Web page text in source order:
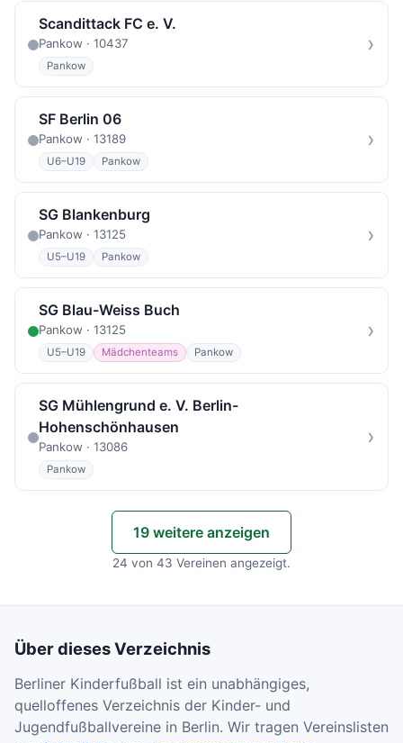
Scandittack FC e. V.
Pankow · 10437
Pankow
›
SF Berlin 06
Pankow · 13189
U6–U19 Pankow
›
SG Blankenburg
Pankow · 13125
U5–U19 Pankow
›
SG Blau-Weiss Buch
Pankow · 13125
U5–U19 Mädchenteams Pankow
›
SG Mühlengrund e. V. Berlin-
Hohenschönhausen
Pankow · 13086
Pankow
›
19 weitere anzeigen
24 von 43 Vereinen angezeigt.
Über dieses Verzeichnis
Berliner Kinderfußball ist ein unabhängiges,
quelloffenes Verzeichnis der Kinder- und
Jugendfußballvereine in Berlin. Wir tragen Vereinslisten